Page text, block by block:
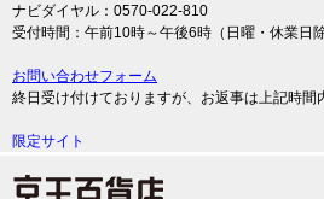
ナビダイヤル：0570-022-810
受付時間：午前10時～午後6時（日曜・休業日除
お問い合わせフォーム
終日受け付けておりますが、お返事は上記時間
限定サイト